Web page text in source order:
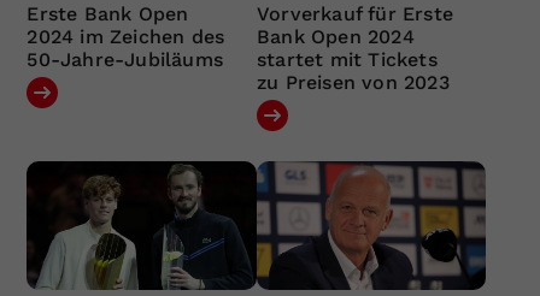
Erste Bank Open
2024 im Zeichen des
50-Jahre-Jubiläums
Vorverkauf für Erste
Bank Open 2024
startet mit Tickets
zu Preisen von 2023